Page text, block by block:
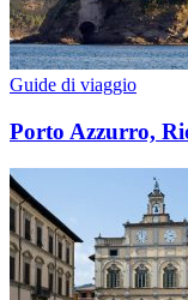
Guide di viaggio
Porto Azzurro,